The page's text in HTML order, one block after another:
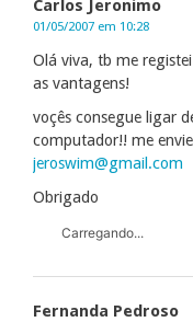
Carlos Jeronimo
01/05/2007 em 10:28
Olá viva, tb me
as vantagens!
voçês consegue ligar
computador!! me
jeroswim@gmail.com
Obrigado
Carregando...
Fernanda Pedroso